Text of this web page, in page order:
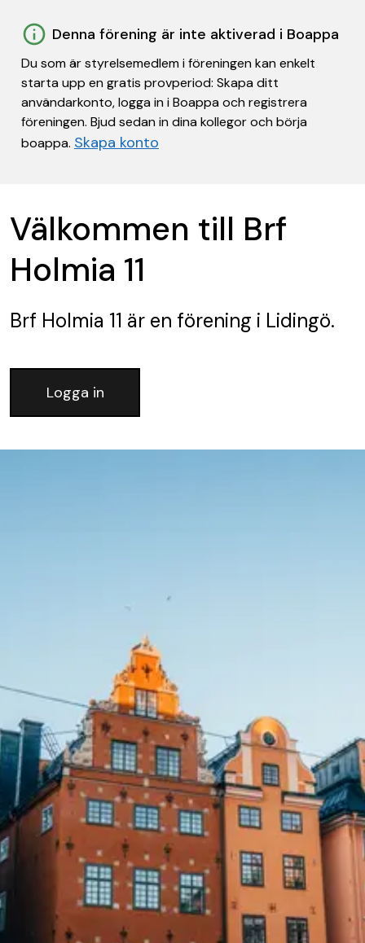
Denna förening är inte aktiverad i Boappa
Du som är styrelsemedlem i föreningen kan enkelt
starta upp en gratis provperiod: Skapa ditt
användarkonto, logga in i Boappa och registrera
föreningen. Bjud sedan in dina kollegor och börja
boappa. Skapa konto
Välkommen till Brf
Holmia 11
Brf Holmia 11 är en förening i Lidingö.
Logga in